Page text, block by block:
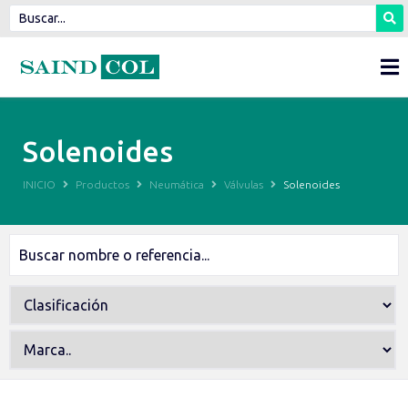
Solenoides
INICIO Productos Neumática Válvulas Solenoides